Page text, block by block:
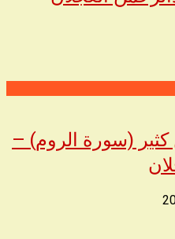
كثير (سورة الروم) –